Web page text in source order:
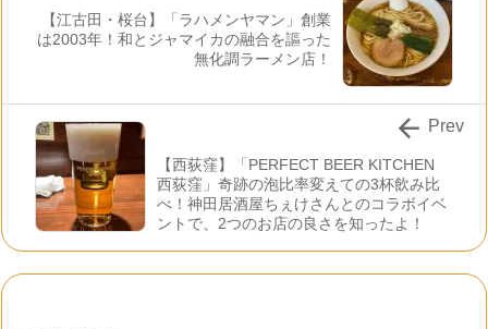
【江古田・桜台】「ラハメンヤマン」創業
は2003年！和とジャマイカの融合を謳った
無化調ラーメン店！
【西荻窪】「PERFECT BEER KITCHEN
西荻窪」奇跡の泡比率変えての3杯飲み比
べ！神田居酒屋ちぇけさんとのコラボイベ
ントで、2つのお店の良さを知ったよ！
 Prev